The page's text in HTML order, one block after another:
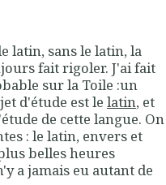
latin, sans le latin, la
fait rigoler. J'ai fait
sur la Toile :un
d'étude est le latin, et
de cette langue. On
: le latin, envers et
belles heures
a jamais eu autant de